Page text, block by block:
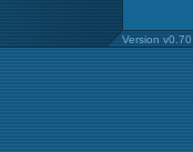
Version v0.70